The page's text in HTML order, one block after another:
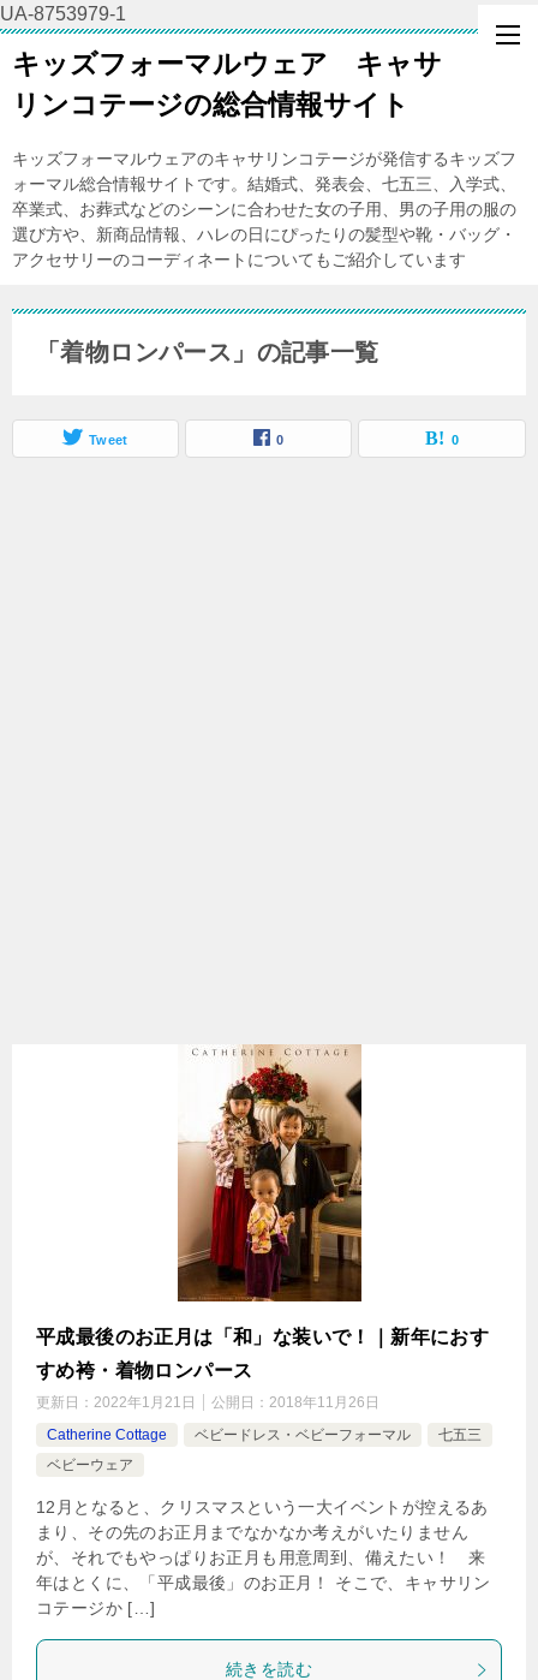
UA-8753979-1
キッズフォーマルウェア キャサ
リンコテージの総合情報サイト
キッズフォーマルウェアのキャサリンコテージが発信するキッズフ
ォーマル総合情報サイトです。結婚式、発表会、七五三、入学式、
卒業式、お葬式などのシーンに合わせた女の子用、男の子用の服の
選び方や、新商品情報、ハレの日にぴったりの髪型や靴・バッグ・
アクセサリーのコーディネートについてもご紹介しています
「着物ロンパース」の記事一覧
Tweet 0 0
平成最後のお正月は「和」な装いで！｜新年におす
すめ袴・着物ロンパース
更新日： 2022年1月21日 公開日： 2018年11月26日
Catherine Cottage
ベビードレス・ベビーフォーマル
七五三
ベビーウェア
12月となると、クリスマスという一大イベントが控えるあ
まり、その先のお正月までなかなか考えがいたりません
が、それでもやっぱりお正月も用意周到、備えたい！ 来
年はとくに、「平成最後」のお正月！ そこで、キャサリン
コテージか […]
続きを読む